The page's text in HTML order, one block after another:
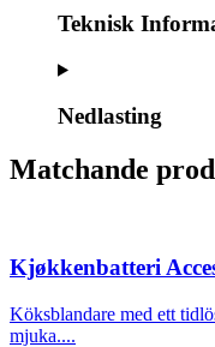
Teknisk
Nedlasting
Matchande
Kjøkkenbatteri
Köksblandare med ett
mjuka....